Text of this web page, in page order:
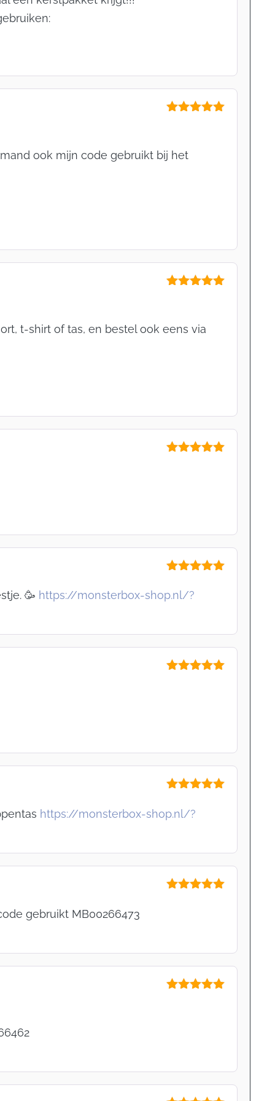
ook mijn code gebruikt bij het
t-shirt of tas, en bestel ook eens via
5 uit 5
🥳 https://monsterbox-shop.nl/?
5 uit 5
https://monsterbox-shop.nl/?
gebruikt MB00266473